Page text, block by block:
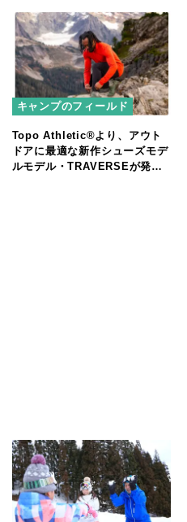
キャンプのフィールド
Topo Athletic®︎より、アウト
ドアに最適な新作シューズモデ
ルモデル・TRAVERSEが発売